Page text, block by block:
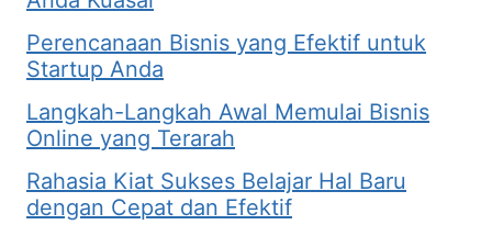
Perencanaan Bisnis yang Efektif untuk
Startup Anda
Langkah-Langkah Awal Memulai Bisnis
Online yang Terarah
Rahasia Kiat Sukses Belajar Hal Baru
dengan Cepat dan Efektif